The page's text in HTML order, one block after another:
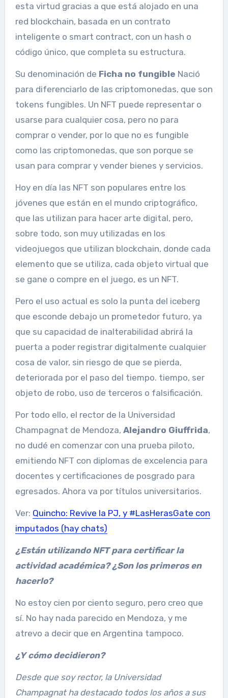
esta virtud gracias a que está alojado en una
red blockchain, basada en un contrato
inteligente o smart contract, con un hash o
código único, que completa su estructura.
Su denominación de Ficha no fungible Nació
para diferenciarlo de las criptomonedas, que son
tokens fungibles. Un NFT puede representar o
usarse para cualquier cosa, pero no para
comprar o vender, por lo que no es fungible
como las criptomonedas, que son porque se
usan para comprar y vender bienes y servicios.
Hoy en día las NFT son populares entre los
jóvenes que están en el mundo criptográfico,
que las utilizan para hacer arte digital, pero,
sobre todo, son muy utilizadas en los
videojuegos que utilizan blockchain, donde cada
elemento que se utiliza, cada objeto virtual que
se gane o compre en el juego, es un NFT.
Pero el uso actual es solo la punta del iceberg
que esconde debajo un prometedor futuro, ya
que su capacidad de inalterabilidad abrirá la
puerta a poder registrar digitalmente cualquier
cosa de valor, sin riesgo de que se pierda,
deteriorada por el paso del tiempo. tiempo, ser
objeto de robo, uso de terceros o falsificación.
Por todo ello, el rector de la Universidad
Champagnat de Mendoza, Alejandro Giuffrida,
no dudé en comenzar con una prueba piloto,
emitiendo NFT con diplomas de excelencia para
docentes y certificaciones de posgrado para
egresados. Ahora va por títulos universitarios.
Ver: Quincho: Revive la PJ, y #LasHerasGate con
imputados (hay chats)
¿Están utilizando NFT para certificar la
actividad académica? ¿Son los primeros en
hacerlo?
No estoy cien por ciento seguro, pero creo que
sí. No hay nada parecido en Mendoza, y me
atrevo a decir que en Argentina tampoco.
¿Y cómo decidieron?
Desde que soy rector, la Universidad
Champagnat ha destacado todos los años a sus